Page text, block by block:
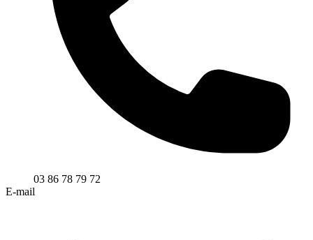
03 86 78 79 72
E-mail